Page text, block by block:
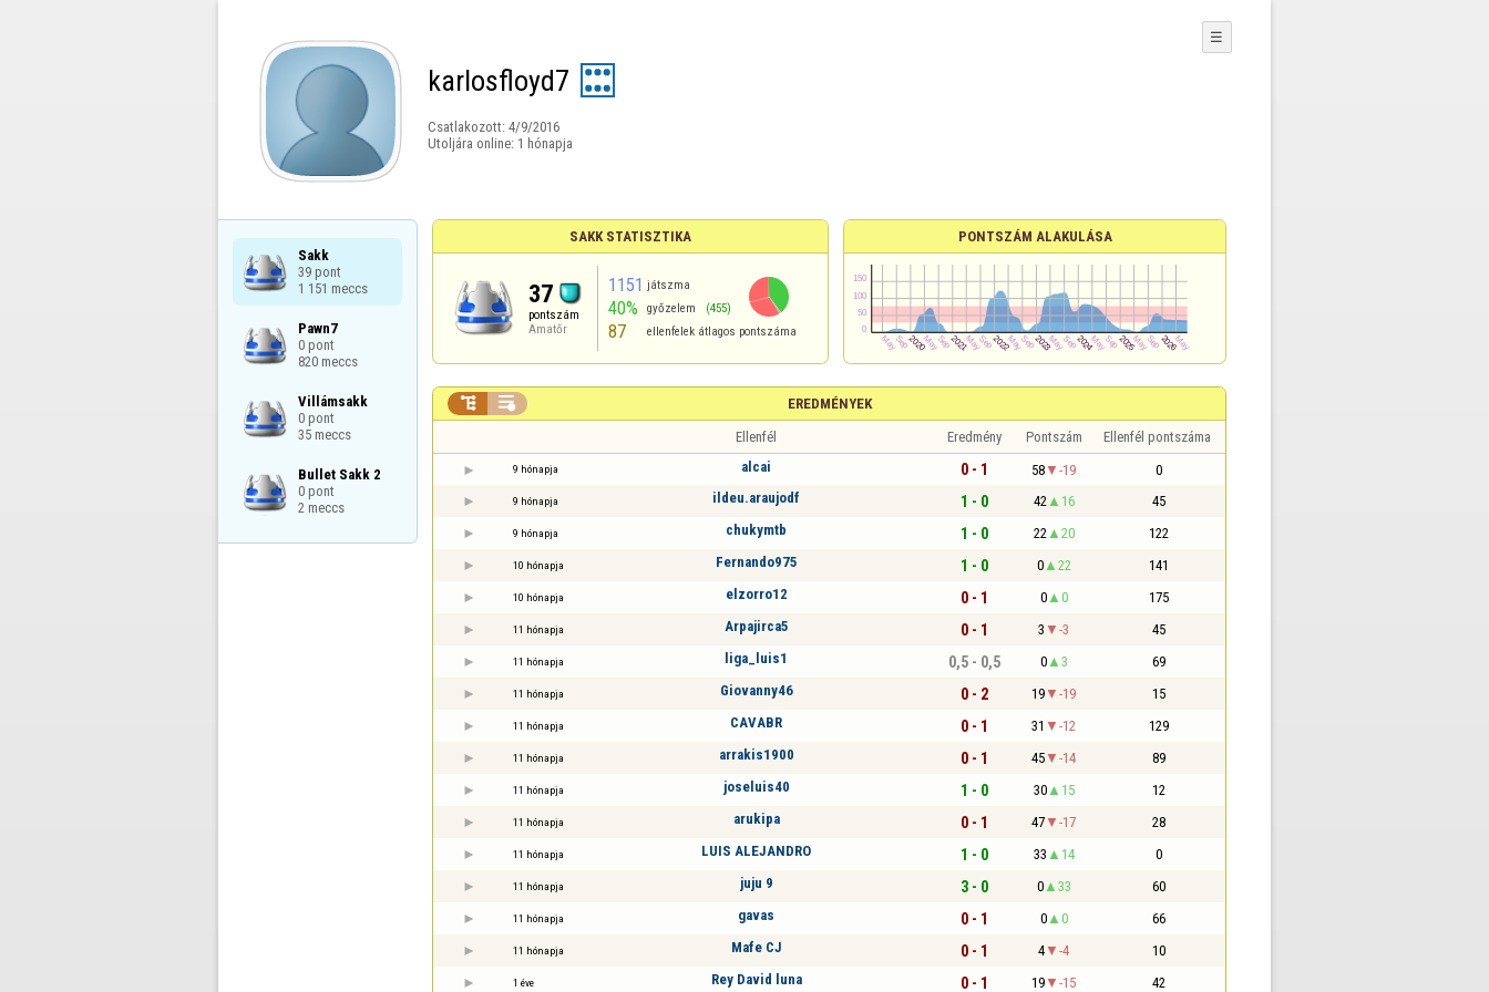
karlosfloyd7
Csatlakozott: 4/9/2016
Utoljára online: 1 hónapja
☰
Sakk
39 pont
1 151 meccs
Pawn7
0 pont
820 meccs
Villámsakk
0 pont
35 meccs
Bullet Sakk 2
0 pont
2 meccs
SAKK STATISZTIKA
37
pontszám
Amatőr
1151 játszma
40% győzelem (455)
87 ellenfelek átlagos pontszáma
PONTSZÁM ALAKULÁSA
EREDMÉNYEK
 
Ellenfél Eredmény Pontszám Ellenfél pontszáma
9 hónapja alcai 0 - 1 58 -19 0
9 hónapja ildeu.araujodf 1 - 0 42 16 45
9 hónapja chukymtb 1 - 0 22 20 122
10 hónapja Fernando975 1 - 0 0 22 141
10 hónapja elzorro12 0 - 1 0 0 175
11 hónapja Arpajirca5 0 - 1 3 -3 45
11 hónapja liga_luis1 0,5 - 0,5 0 3 69
11 hónapja Giovanny46 0 - 2 19 -19 15
11 hónapja CAVABR 0 - 1 31 -12 129
11 hónapja arrakis1900 0 - 1 45 -14 89
11 hónapja joseluis40 1 - 0 30 15 12
11 hónapja arukipa 0 - 1 47 -17 28
11 hónapja LUIS ALEJANDRO 1 - 0 33 14 0
11 hónapja juju 9 3 - 0 0 33 60
11 hónapja gavas 0 - 1 0 0 66
11 hónapja Mafe CJ 0 - 1 4 -4 10
1 éve Rey David luna 0 - 1 19 -15 42